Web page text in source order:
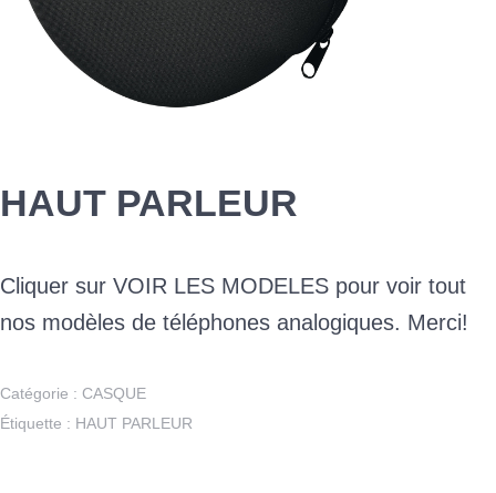
HAUT PARLEUR
Cliquer sur VOIR LES MODELES pour voir tout
nos modèles de téléphones analogiques. Merci!
Catégorie : CASQUE
Étiquette : HAUT PARLEUR